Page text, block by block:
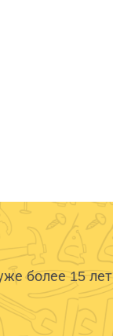
более 15 лет